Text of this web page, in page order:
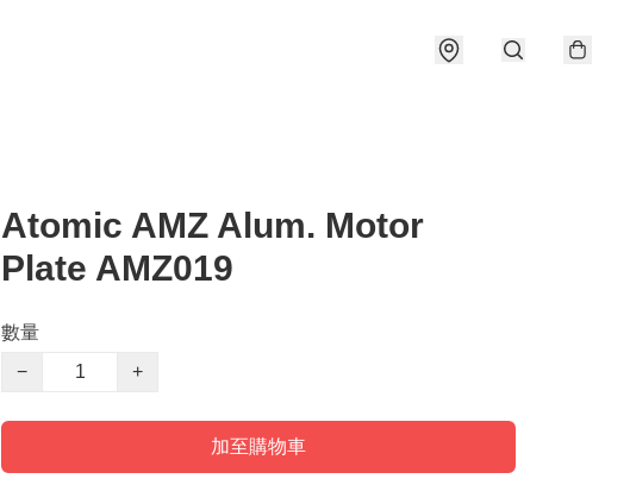
Atomic AMZ Alum. Motor
Plate AMZ019
數量
−
+
加至購物車